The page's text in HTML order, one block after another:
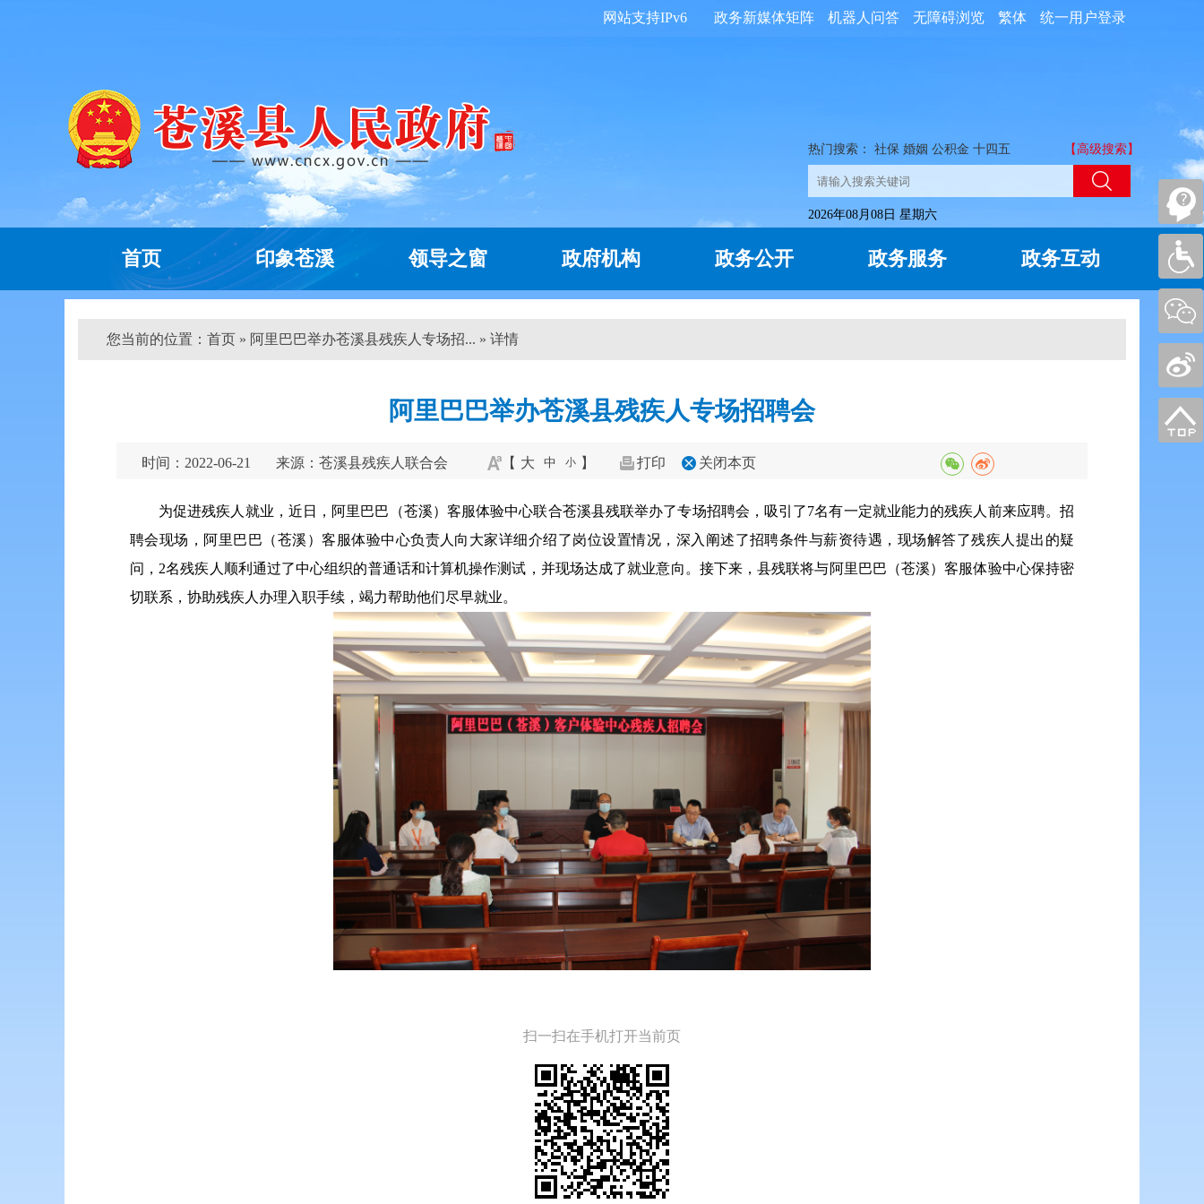
统一用户登录
繁体
无障碍浏览
机器人问答
政务新媒体矩阵
网站支持IPv6
热门搜索： 社保 婚姻 公积金 十四五 【高级搜索】
2026年08月08日 星期六
首页 印象苍溪 领导之窗 政府机构 政务公开 政务服务 政务互动
您当前的位置： 首页 » 阿里巴巴举办苍溪县残疾人专场招... » 详情
阿里巴巴举办苍溪县残疾人专场招聘会
时间：2022-06-21 来源：苍溪县残疾人联合会 【 大 中 小 】 打印 关闭本页
为促进残疾人就业，近日，阿里巴巴（苍溪）客服体验中心联合苍溪县残联举办了专场招聘会，吸引了7名有一定就业能力的残疾人前来应聘。 招
聘会现场，阿里巴巴（苍溪）客服体验中心负责人向大家详细介绍了岗位设置情况，深入阐述了招聘条件与薪资待遇，现场解答了残疾人提出的疑
问，2名残疾人顺利通过了中心组织的普通话和计算机操作测试，并现场达成了就业意向。接下来，县残联将与阿里巴巴（苍溪）客服体验中心保持密
切联系，协助残疾人办理入职手续，竭力帮助他们尽早就业。
扫一扫在手机打开当前页